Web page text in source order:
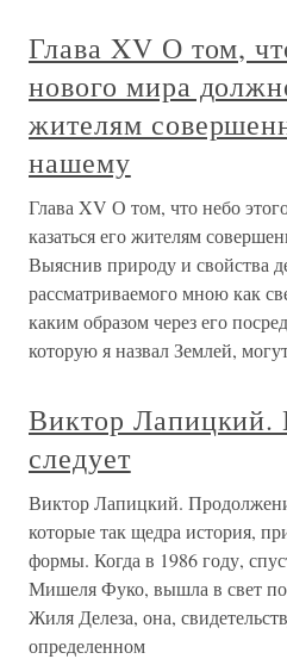
Глава XV О том,
нового мира
жителям
нашему
Глава XV О том, что небо
казаться его жителям
Выяснив природу и свойства
рассматриваемого мною как
каким образом через его
которую я назвал Землей,
Виктор Лапицкий.
следует
Виктор Лапицкий.
которые так щедра история,
формы. Когда в 1986 году,
Мишеля Фуко, вышла в свет
Жиля Делеза, она,
определенном